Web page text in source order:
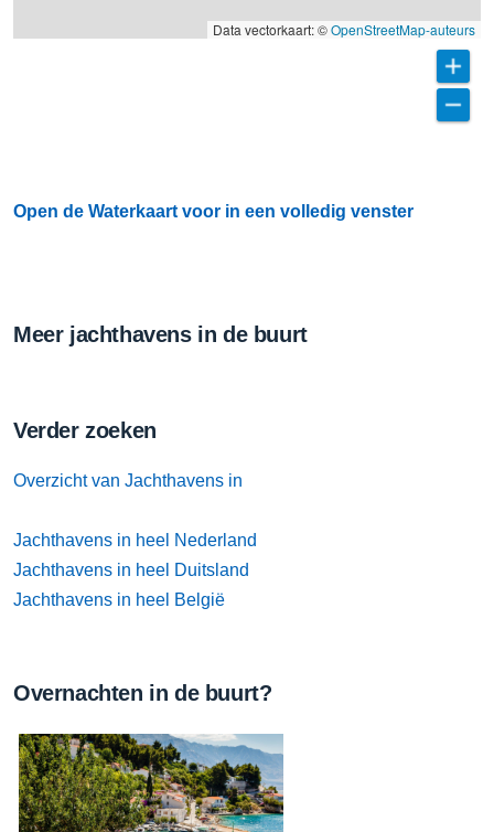
Data vectorkaart: ©OpenStreetMap-auteurs
Open de Waterkaart voor in een volledig venster
Meer jachthavens in de buurt
Verder zoeken
Overzicht van Jachthavens in
Jachthavens in heel Nederland
Jachthavens in heel Duitsland
Jachthavens in heel België
Overnachten in de buurt?